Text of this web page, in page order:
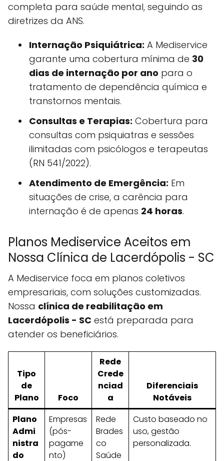
completa para saúde mental, seguindo as
diretrizes da ANS.
Internação Psiquiátrica: A Mediservice
garante uma cobertura mínima de 30
dias de internação por ano para o
tratamento de dependência química e
transtornos mentais.
Consultas e Terapias: Cobertura para
consultas com psiquiatras e sessões
ilimitadas com psicólogos e terapeutas
(RN 541/2022).
Atendimento de Emergência: Em
situações de crise, a carência para
internação é de apenas 24 horas.
Planos Mediservice Aceitos em
Nossa Clínica de Lacerdópolis - SC
A Mediservice foca em planos coletivos
empresariais, com soluções customizadas.
Nossa clínica de reabilitação em
Lacerdópolis - SC está preparada para
atender os beneficiários.
Tipo
de
Plano
Foco
Rede
Crede
nciad
a
Diferenciais
Notáveis
Plano
Admi
nistra
do
Empresas
(pós-
pagame
nto)
Rede
Brades
co
Saúde
Custo baseado no
uso, gestão
personalizada.